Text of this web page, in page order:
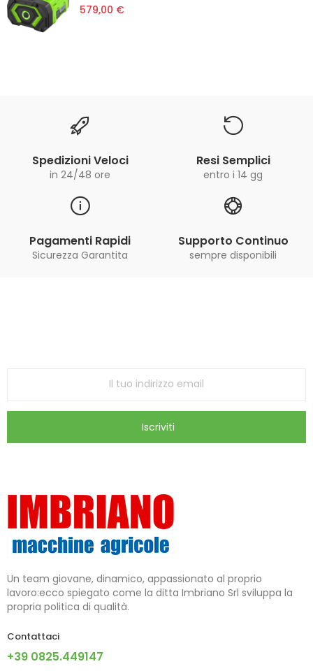
579,00 €
Spedizioni Veloci
in 24/48 ore
Resi Semplici
entro i 14 gg
Pagamenti Rapidi
Sicurezza Garantita
Supporto Continuo
sempre disponibili
Iscriviti
Un team giovane, dinamico, appassionato al proprio
lavoro:ecco spiegato come la ditta Imbriano Srl sviluppa la
propria politica di qualità.
Contattaci
+39 0825.449147